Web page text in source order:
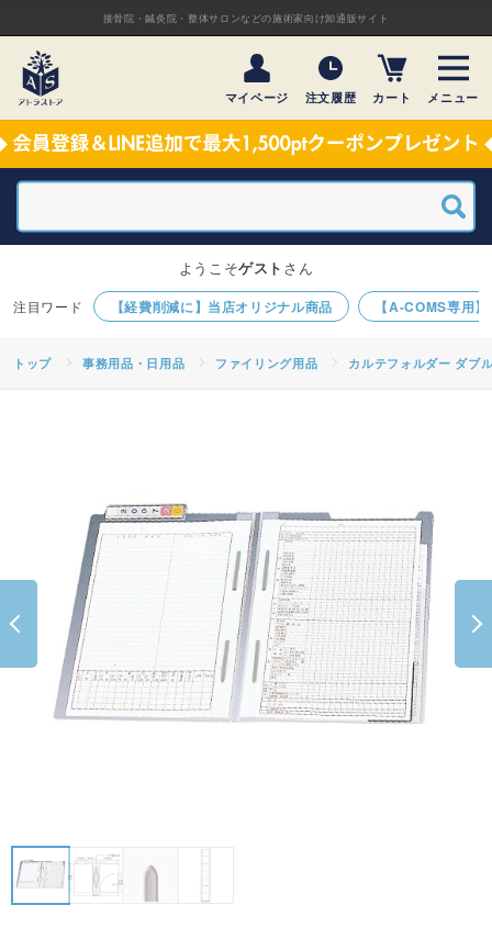
接骨院・鍼灸院・整体サロンなどの施術家向け卸通販サイト
マイページ 注文履歴 カート メニュー
【経費削減に】当店オリジナル商品 【A-COMS専用
ようこそゲスト さん
トップ 事務用品・日用品 ファイリング用品 カルテフォルダー ダブ